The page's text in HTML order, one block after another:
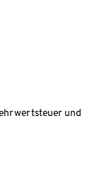
und